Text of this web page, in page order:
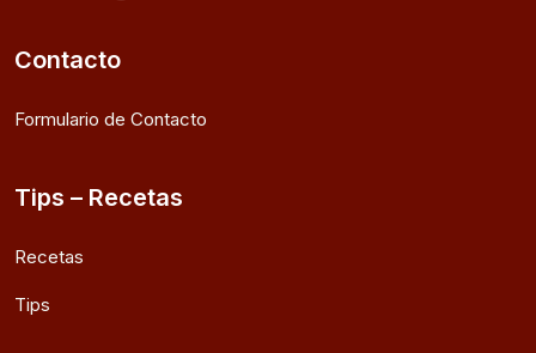
Contacto
Formulario de Contacto
Tips – Recetas
Recetas
Tips